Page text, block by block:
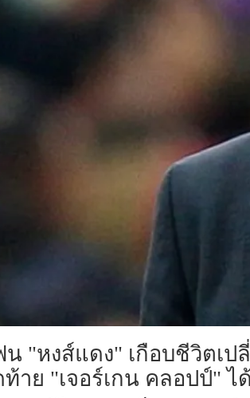
น "หงส์แดง" เกือบชีวิตเ
าย "เจอร์เกน คลอปป์" ไ